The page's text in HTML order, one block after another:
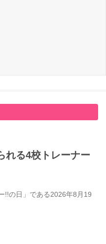
れる4校トレーナー
!!の日」である2026年8月19